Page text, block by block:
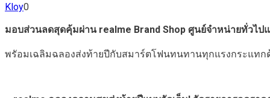
Kloy0
มอบส่วนลดสุดคุ้มผ่าน realme Brand Shop ศูนย์จำหน่ายทั่วไป
พรัอมเฉลิมฉลองส่งท้ายปีกับสมาร์ตโฟนทนทานทุกแรงกระแทก